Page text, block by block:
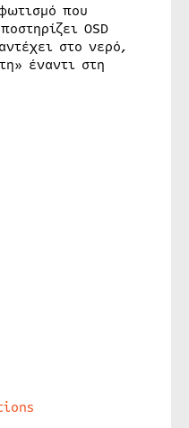
που
OSD
στο νερό,
έναντι στη